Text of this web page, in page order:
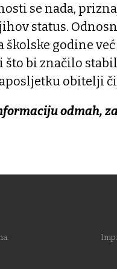
se nada,
status.
školske godine
bi značilo
obitelji
odmah,